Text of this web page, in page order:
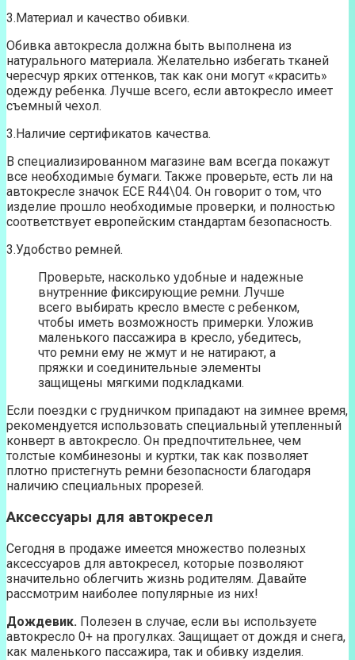
3.Материал и качество обивки.
Обивка автокресла должна быть выполнена из
натурального материала. Желательно избегать тканей
чересчур ярких оттенков, так как они могут «красить»
одежду ребенка. Лучше всего, если автокресло имеет
съемный чехол.
3.Наличие сертификатов качества.
В специализированном магазине вам всегда покажут
все необходимые бумаги. Также проверьте, есть ли на
автокресле значок ECE R44\04. Он говорит о том, что
изделие прошло необходимые проверки, и полностью
соответствует европейским стандартам безопасность.
3.Удобство ремней.
Проверьте, насколько удобные и надежные
внутренние фиксирующие ремни. Лучше
всего выбирать кресло вместе с ребенком,
чтобы иметь возможность примерки. Уложив
маленького пассажира в кресло, убедитесь,
что ремни ему не жмут и не натирают, а
пряжки и соединительные элементы
защищены мягкими подкладками.
Если поездки с грудничком припадают на зимнее время,
рекомендуется использовать специальный утепленный
конверт в автокресло. Он предпочтительнее, чем
толстые комбинезоны и куртки, так как позволяет
плотно пристегнуть ремни безопасности благодаря
наличию специальных прорезей.
Аксессуары для автокресел
Сегодня в продаже имеется множество полезных
аксессуаров для автокресел, которые позволяют
значительно облегчить жизнь родителям. Давайте
рассмотрим наиболее популярные из них!
Дождевик. Полезен в случае, если вы используете
автокресло 0+ на прогулках. Защищает от дождя и снега,
как маленького пассажира, так и обивку изделия.